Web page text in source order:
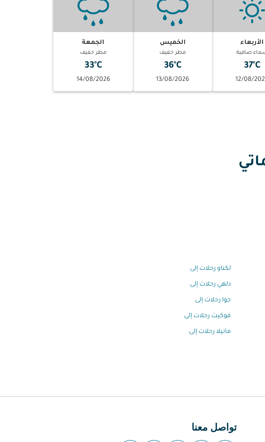
الأربعاء
صافية
37°C
12/08/
الخميس
مطر خفيف
36°C
13/08/2026
الجمعة
مطر خفيف
33°C
14/08/2026
لكناو رحلات إلى
دلهي رحلات إلى
جوا رحلات إلى
فوكيت رحلات إلى
مانيلا رحلات إلى
تواصل معنا